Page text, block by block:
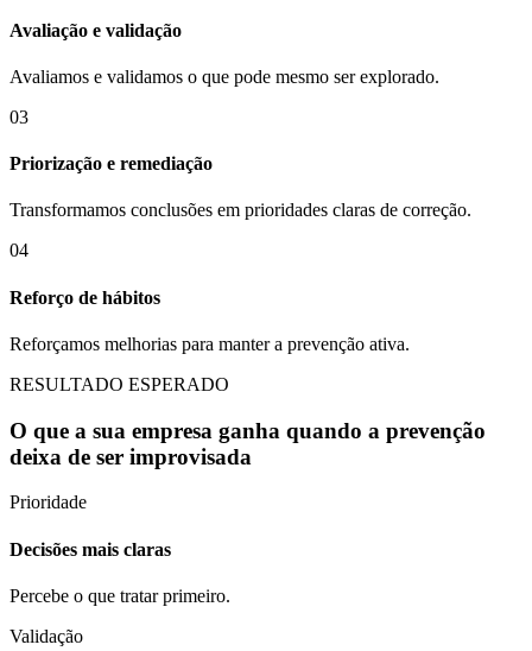
Avaliação e validação
Avaliamos e validamos o que pode mesmo ser explorado.
03
Priorização e remediação
Transformamos conclusões em prioridades claras de correção.
04
Reforço de hábitos
Reforçamos melhorias para manter a prevenção ativa.
RESULTADO ESPERADO
O que a sua empresa ganha quando a prevenção
deixa de ser improvisada
Prioridade
Decisões mais claras
Percebe o que tratar primeiro.
Validação